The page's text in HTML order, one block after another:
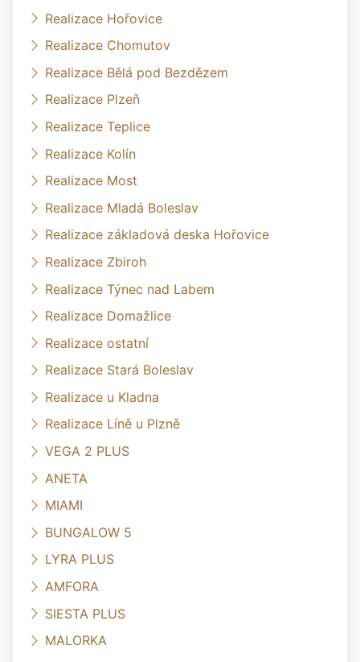
Realizace Hořovice
Realizace Chomutov
Realizace Bělá pod Bezdězem
Realizace Plzeň
Realizace Teplice
Realizace Kolín
Realizace Most
Realizace Mladá Boleslav
Realizace základová deska Hořovice
Realizace Zbiroh
Realizace Týnec nad Labem
Realizace Domažlice
Realizace ostatní
Realizace Stará Boleslav
Realizace u Kladna
Realizace Líně u Plzně
VEGA 2 PLUS
ANETA
MIAMI
BUNGALOW 5
LYRA PLUS
AMFORA
SIESTA PLUS
MALORKA